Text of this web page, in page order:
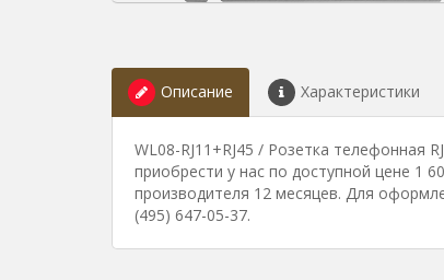
Описание Характеристики
WL08-RJ11+RJ45 / Розетка телефонная
приобрести у нас по доступной цене 1
производителя 12 месяцев. Для
(495) 647-05-37.